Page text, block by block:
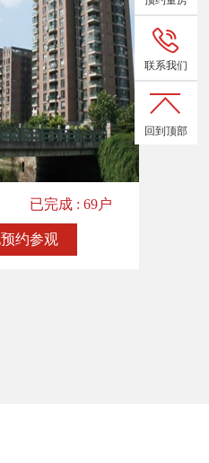
已完成 : 69户
约参观
联系我们
回到顶部